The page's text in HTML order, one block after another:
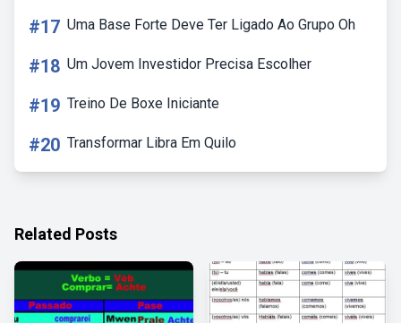
#17 Uma Base Forte Deve Ter Ligado Ao Grupo Oh
#18 Um Jovem Investidor Precisa Escolher
#19 Treino De Boxe Iniciante
#20 Transformar Libra Em Quilo
Related Posts